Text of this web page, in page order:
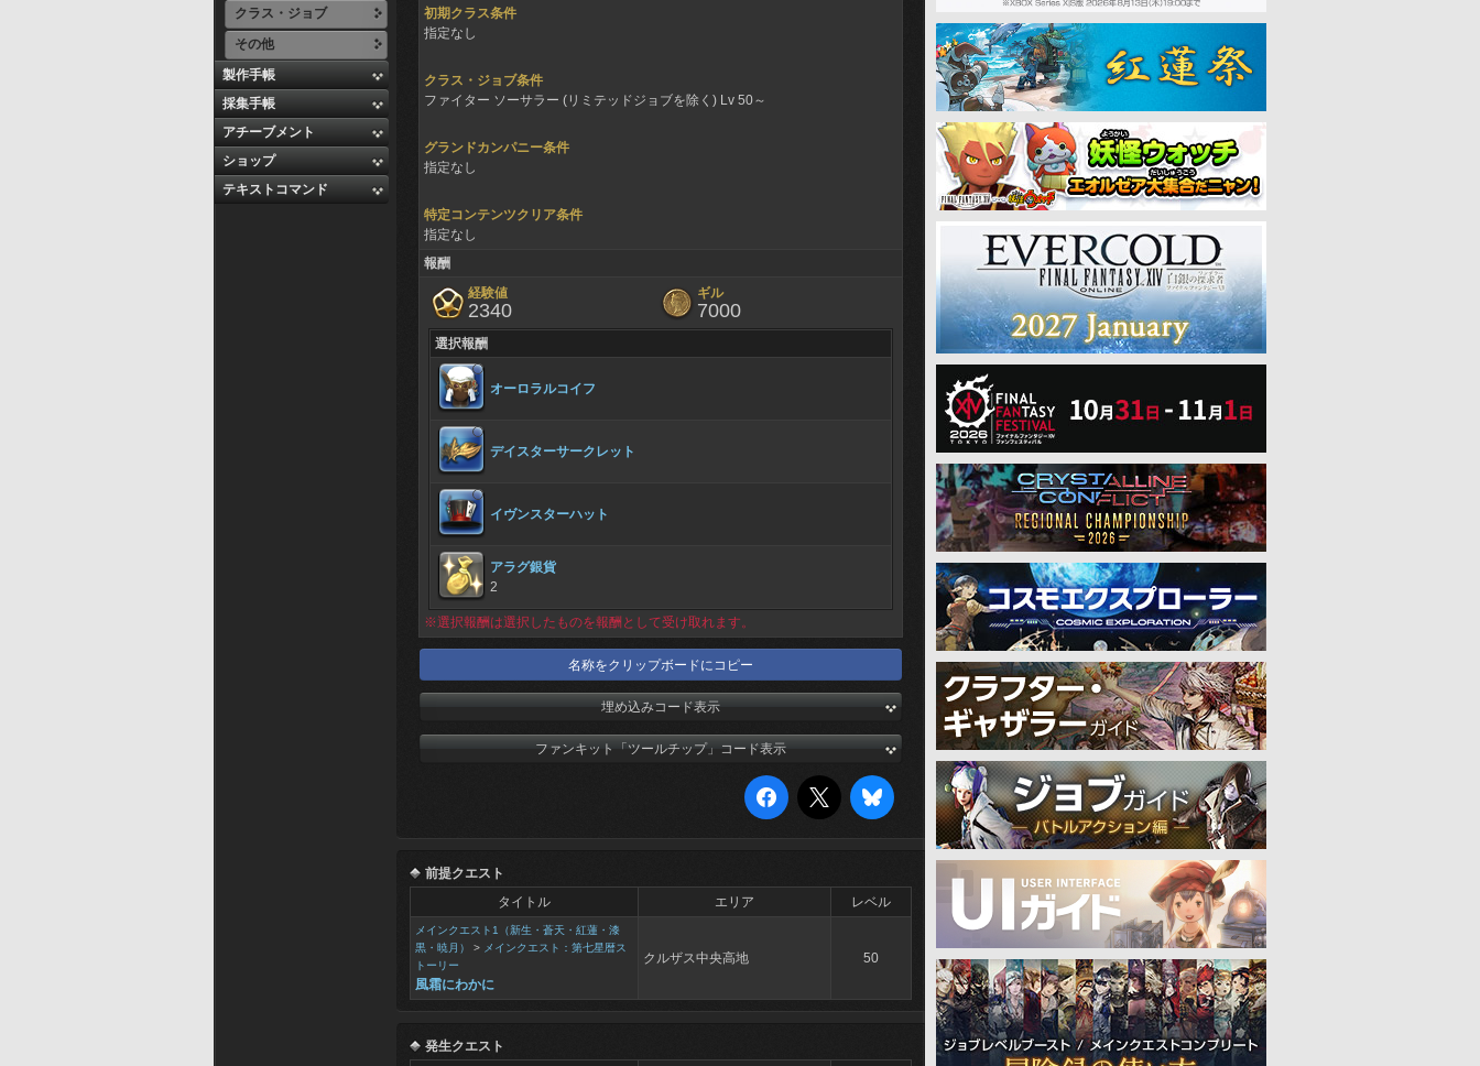
クラス・ジョブ
その他
製作手帳
採集手帳
アチーブメント
ショップ
テキストコマンド
初期クラス条件
指定なし
クラス・ジョブ条件
ファイター ソーサラー (リミテッドジョブを除く) Lv 50～
グランドカンパニー条件
指定なし
特定コンテンツクリア条件
指定なし
報酬
経験値
2340
ギル
7000
選択報酬
オーロラルコイフ
デイスターサークレット
イヴンスターハット
アラグ銀貨
2
※選択報酬は選択したものを報酬として受け取れます。
名称をクリップボードにコピー
埋め込みコード表示
ファンキット「ツールチップ」コード表示
前提クエスト
タイトル
エリア レベル
メインクエスト1（新生・蒼天・紅蓮・漆
黒・暁月）
> メインクエスト：第七星暦ス
トーリー
風霜にわかに
クルザス中央高地 50
発生クエスト